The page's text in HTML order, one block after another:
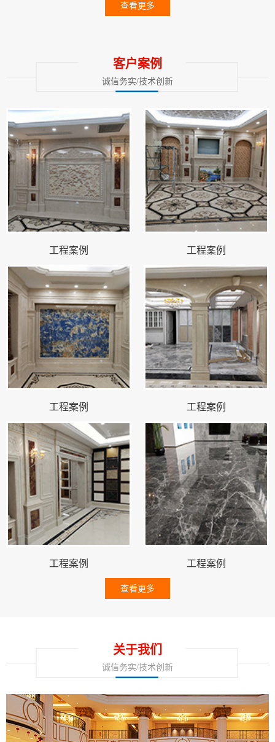
查看更多
客户案例
诚信务实/技术创新
工程案例 工程案例
工程案例 工程案例
工程案例 工程案例
查看更多
关于我们
诚信务实/技术创新